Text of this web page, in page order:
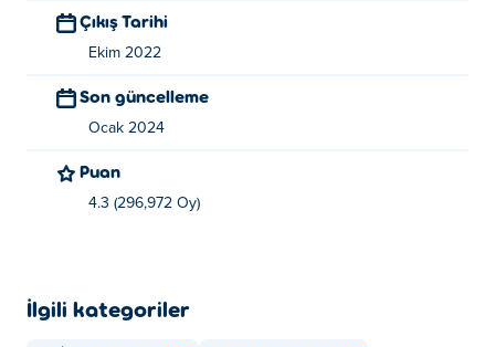
Apple Knight: Mini Zindanlar Limitless tarafından
yaratılmıştır. Başka bir maçları var Poki:
Apple Knight: Mini Dungeons'ı ücretsiz olarak
nasıl oynayabilirim?
Apple Knight: Mini Dungeons'ı Poki'de ücretsiz
oynayabilirsiniz.
Çıkış Tarihi
Ekim 2022
Son güncelleme
Ocak 2024
Puan
4.3 (296,972 Oy)
İlgili kategoriler